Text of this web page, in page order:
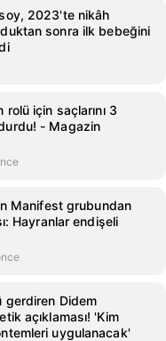
2023'te nikâh
sonra ilk bebeğini
için saçlarını 3
- Magazin
Manifest grubundan
Hayranlar endişeli
gerdiren Didem
açıklaması! 'Kim
uygulanacak'